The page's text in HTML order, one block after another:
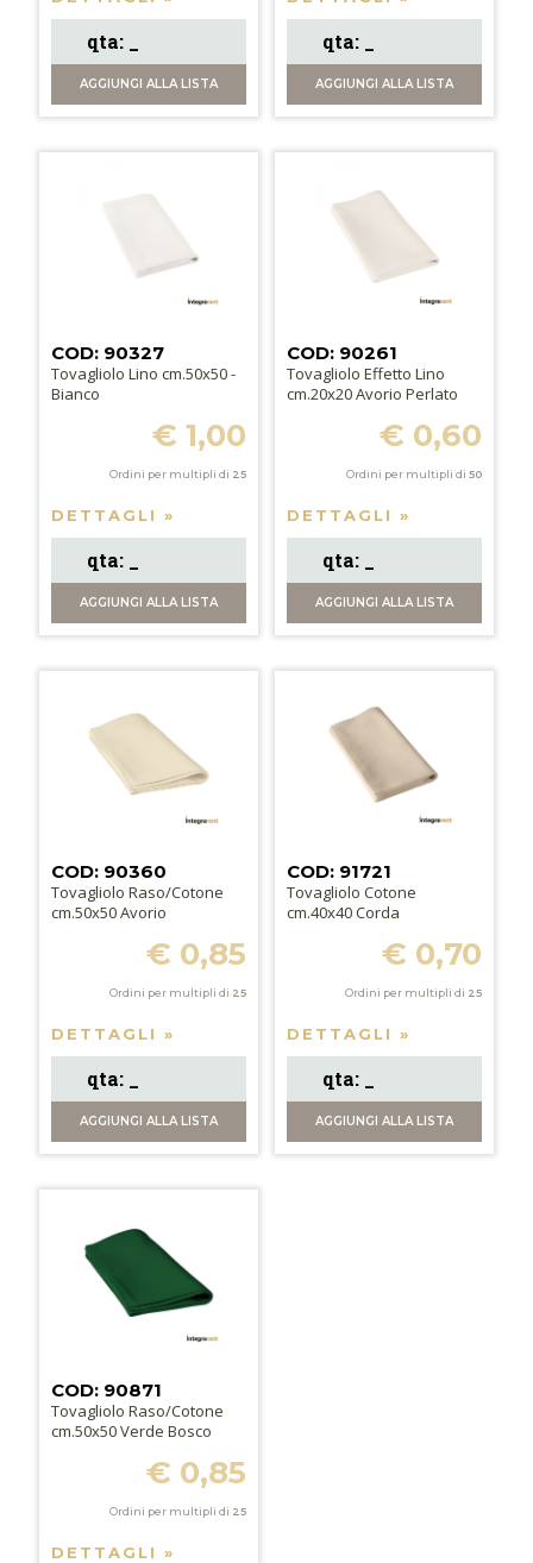
AGGIUNGIALLA LISTA AGGIUNGI ALLA LISTA
COD: 90327
Tovagliolo Lino cm.50x50 -
Bianco
€ 1,00
Ordini per multipli di 25
DETTAGLI »
AGGIUNGIALLA LISTA
COD: 90261
Tovagliolo Effetto Lino
cm.20x20 Avorio Perlato
€ 0,60
Ordini per multipli di 50
DETTAGLI »
AGGIUNGI ALLA LISTA
COD: 90360
Tovagliolo Raso/Cotone
cm.50x50 Avorio
€ 0,85
Ordini per multipli di 25
DETTAGLI »
AGGIUNGIALLA LISTA
COD: 91721
Tovagliolo Cotone
cm.40x40 Corda
€ 0,70
Ordini per multipli di 25
DETTAGLI »
AGGIUNGI ALLA LISTA
COD: 90871
Tovagliolo Raso/Cotone
cm.50x50 Verde Bosco
€ 0,85
Ordini per multipli di 25
DETTAGLI »